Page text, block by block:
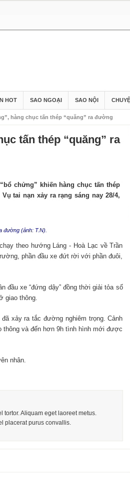
HOT SAO NGOẠI SAO NỘI
hàng chục tấn thép “quăng” ra đường
tấn thép “quăng” ra
chửng” khiến hàng chục tấn thép
tai nạn xảy ra rạng sáng nay 28/4,
đường (ảnh: T.N).
theo hướng Láng - Hoà Lạc về Trần
phần đầu xe đứt rời với phần đuôi,
đầu xe “đứng dậy” đồng thời giải tỏa số
giao thông.
xảy ra tắc đường nghiêm trọng. Cảnh
thông và đến hơn 9h tình hình mới được
nhân.
tortor. Aliquam eget laoreet metus.
placerat purus convallis.